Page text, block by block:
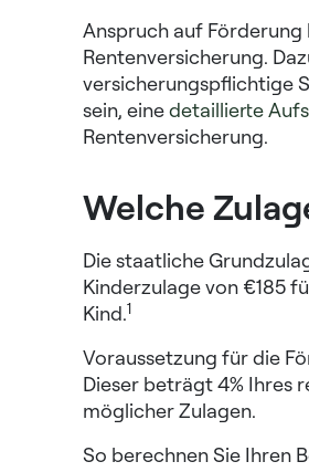
Anspruch auf
Rentenversicherung.
versicherungspflichtige
sein, einedetaillierte
Rentenversicherung.
Welche
Die staatliche
Kinderzulage von €185
Kind.1
Voraussetzung für die
Dieser beträgt 4% Ihres
möglicher Zulagen.
So berechnen Sie Ihren